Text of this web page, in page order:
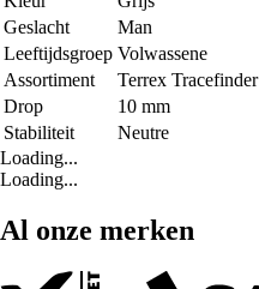
Geslacht
Man
Leeftijdsgroep Volwassene
Assortiment
Terrex Tracefinder
Drop
10 mm
Stabiliteit
Neutre
Loading...
Loading...
Al onze merken